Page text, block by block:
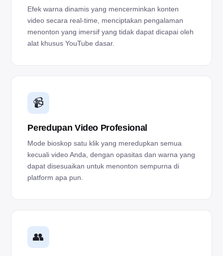
Efek warna dinamis yang mencerminkan konten
video secara real-time, menciptakan pengalaman
menonton yang imersif yang tidak dapat dicapai oleh
alat khusus YouTube dasar.
📹
Peredupan Video Profesional
Mode bioskop satu klik yang meredupkan semua
kecuali video Anda, dengan opasitas dan warna yang
dapat disesuaikan untuk menonton sempurna di
platform apa pun.
👥